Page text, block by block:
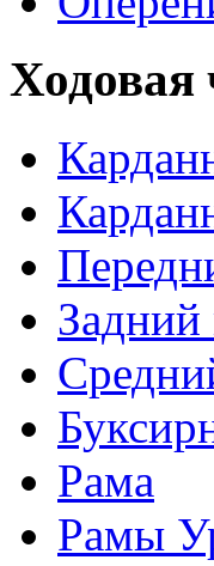
Ходовая
Задний
Рама
Рамы